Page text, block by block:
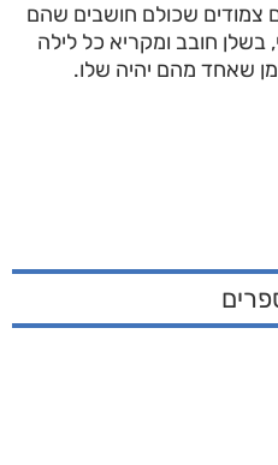
צמודים שכולם חושבים שהם
בשלן חובב ומקריא כל לילה
שאחד מהם יהיה שלו.